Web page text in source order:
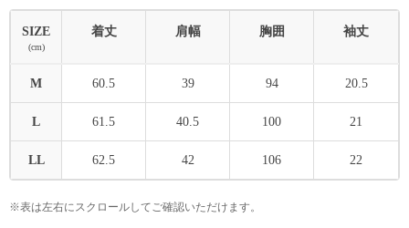
SIZE
(cm)
着丈 肩幅 胸囲 袖丈
M 60.5 39 94 20.5
L 61.5 40.5 100 21
LL 62.5 42 106 22
※表は左右にスクロールしてご確認いただけます。